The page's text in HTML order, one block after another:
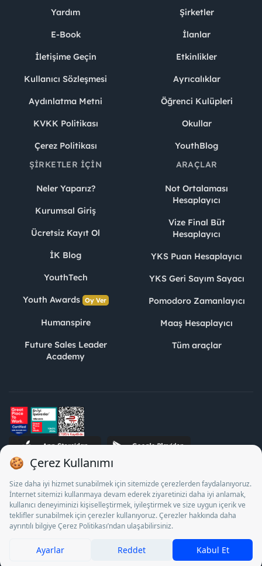
Yardım
E-Book
İletişime Geçin
Kullanıcı Sözleşmesi
Aydınlatma Metni
KVKK Politikası
Çerez Politikası
Şirketler
İlanlar
Etkinlikler
Ayrıcalıklar
Öğrenci Kulüpleri
Okullar
YouthBlog
ŞIRKETLER İÇIN
Neler Yaparız?
Kurumsal Giriş
Ücretsiz Kayıt Ol
İK Blog
YouthTech
Youth Awards Oy Ver
Humanspire
Future Sales Leader
Academy
ARAÇLAR
Not Ortalaması
Hesaplayıcı
Vize Final Büt
Hesaplayıcı
YKS Puan Hesaplayıcı
YKS Geri Sayım Sayacı
Pomodoro Zamanlayıcı
Maaş Hesaplayıcı
Tüm araçlar
STJ İnsan Kaynakları Bilişim ve Danışmanlık A.Ş. Özel İstihdam
Bürosu Olarak 13/05/2025 - 12/05/2028 tarihleri arasında
faaliyette bulunmak üzere, Türkiye İş Kurumu tarafından
18/04/2025 tarih ve 18095710 sayılı karar uyarınca 1078 nolu
belge ile faaliyet göstermektedir. 4904 sayılı kanun uyarınca iş
arayanlardan ücret alınması yasaktır.